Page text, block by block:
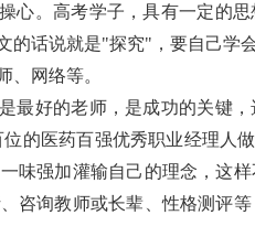
心。高考学子，具有一定的
的话说就是"探究"，要自己学
、网络等。
最好的老师，是成功的关键
的医药百强优秀职业经理人
味强加灌输自己的理念，这
咨询教师或长辈、性格测评